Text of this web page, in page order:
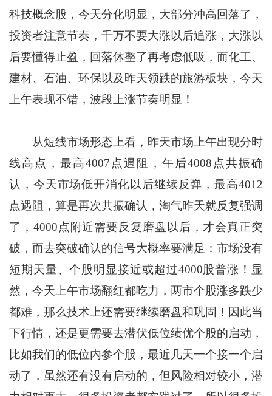
科技概念股，今天分化明显，大部分冲高回落了，
投资者注意节奏，千万不要大涨以后追涨，大涨以
后要懂得止盈，回落休整了再考虑低吸，而化工、
建材、石油、环保以及昨天领跌的旅游板块，今天
上午表现不错，波段上涨节奏明显！
从短线市场形态上看，昨天市场上午出现分时
线高点，最高4007点遇阻，午后4008点共振确
认，今天市场低开消化以后继续反弹，最高4012
点遇阻，算是再次共振确认，淘气昨天就反复强调
了，4000点附近需要反复磨盘以后，才会真正突
破，而去突破确认的信号大概率要满足：市场没有
短期天量、个股明显接近或超过4000股普涨！显
然，今天上午市场翻红都吃力，两市个股涨多跌少
都难，那么技术上还需要继续磨盘和巩固！因此当
下行情，还是更需要去潜伏低位绩优个股的启动，
比如我们的低位内参个股，最近几天一个接一个启
动了，虽然还有没有启动的，但风险相对较小，潜